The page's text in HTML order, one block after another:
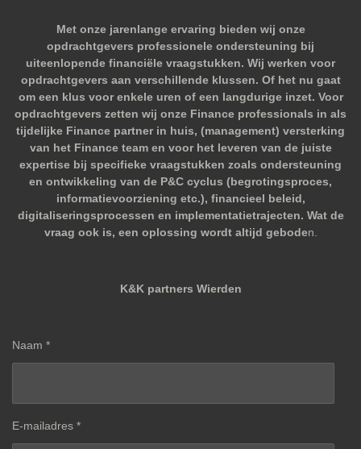
Met onze jarenlange ervaring bieden wij onze
opdrachtgevers professionele ondersteuning bij
uiteenlopende financiële vraagstukken. Wij werken voor
opdrachtgevers aan verschillende klussen. Of het nu gaat
om een klus voor enkele uren of een langdurige inzet. Voor
opdrachtgevers zetten wij onze Finance professionals in als
tijdelijke Finance partner in huis, (management) versterking
van het Finance team en voor het leveren van de juiste
expertise bij specifieke vraagstukken zoals ondersteuning
en ontwikkeling van de P&C cyclus (begrotingsproces,
informatievoorziening etc.), financieel beleid,
digitaliseringsprocessen en implementatietrajecten. Wat de
vraag ook is, een oplossing wordt altijd geboden.
K&K partners Wierden
Naam *
E-mailadres *